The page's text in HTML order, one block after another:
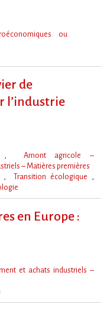
ou
de
l’industrie
Amont agricole –
– Matières premières
Transition écologique
en Europe :
et achats industriels –